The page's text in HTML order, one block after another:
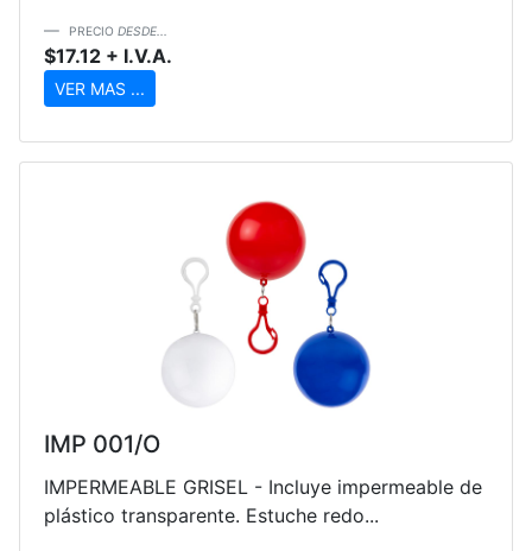
PRECIO DESDE...
$17.12 + I.V.A.
VER MAS ...
IMP 001/O
IMPERMEABLE GRISEL - Incluye impermeable de
plástico transparente. Estuche redo...